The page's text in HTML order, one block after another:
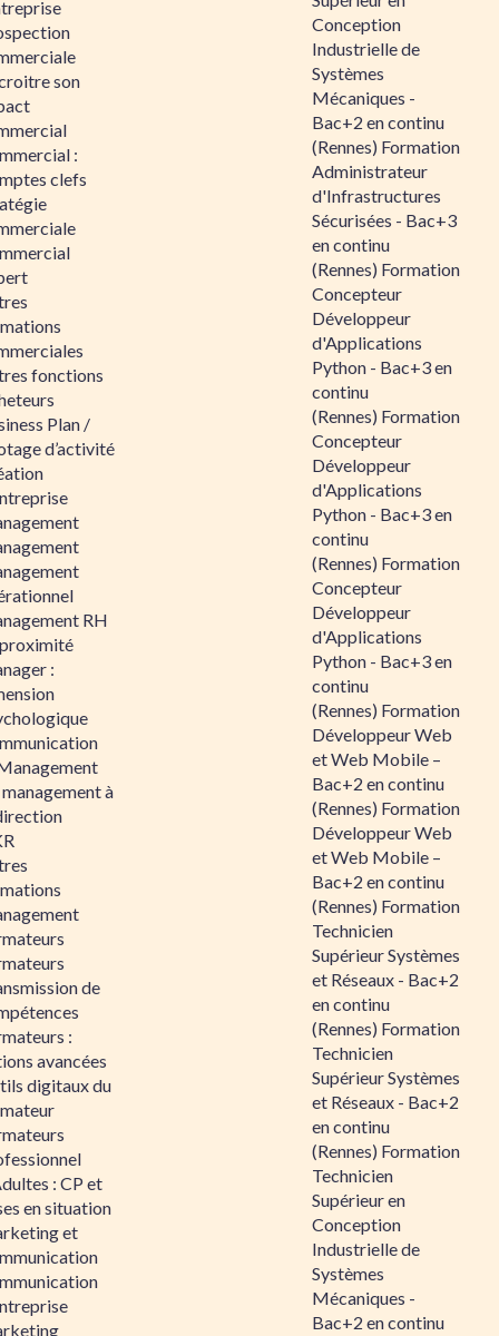
son
:
clefs
fonctions
Plan /
d’activité
RH
:
à
de
:
avancées
digitaux du
: CP et
en situation
et
Conception
Industrielle de
Systèmes
Mécaniques -
Bac+2 en continu
(Rennes) Formation
Administrateur
d'Infrastructures
Sécurisées - Bac+3
en continu
(Rennes) Formation
Concepteur
Développeur
d'Applications
Python - Bac+3 en
continu
(Rennes) Formation
Concepteur
Développeur
d'Applications
Python - Bac+3 en
continu
(Rennes) Formation
Concepteur
Développeur
d'Applications
Python - Bac+3 en
continu
(Rennes) Formation
Développeur Web
et Web Mobile –
Bac+2 en continu
(Rennes) Formation
Développeur Web
et Web Mobile –
Bac+2 en continu
(Rennes) Formation
Technicien
Supérieur Systèmes
et Réseaux - Bac+2
en continu
(Rennes) Formation
Technicien
Supérieur Systèmes
et Réseaux - Bac+2
en continu
(Rennes) Formation
Technicien
Supérieur en
Conception
Industrielle de
Systèmes
Mécaniques -
Bac+2 en continu